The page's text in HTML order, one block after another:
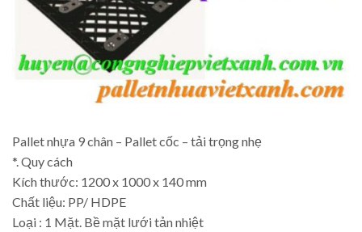
Pallet nhựa 9 chân – Pallet cốc – tải trọng nhẹ
*. Quy cách
Kích thước: 1200 x 1000 x 140 mm
Chất liệu: PP/ HDPE
Loại : 1 Mặt. Bề mặt lưới tản nhiệt